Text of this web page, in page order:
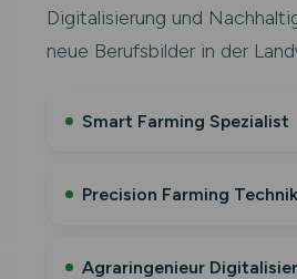
Digitalisierung und
neue Berufsbilder in der
Smart Farming Spezialist
Precision Farming
Agraringenieur